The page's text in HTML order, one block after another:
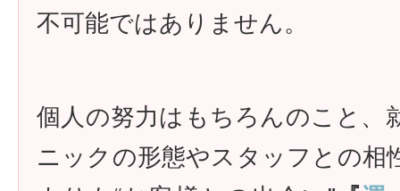
不可能ではありません。
個人の努力はもちろんのこと、
ニックの形態やスタッフとの相